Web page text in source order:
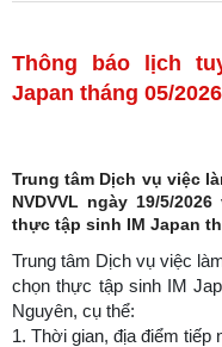
Thông báo lịch
Japan tháng 05/2026
Trung tâm Dịch vụ việc
NVDVVL ngày 19/5/
thực tập sinh IM Japan
Trung tâm Dịch vụ việc
chọn thực tập sinh IM
Nguyên, cụ thể:
1. Thời gian, địa điểm tiếp